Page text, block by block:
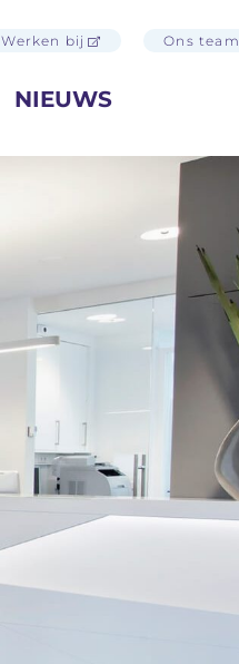
NIEUWS
Werken bij Ons team